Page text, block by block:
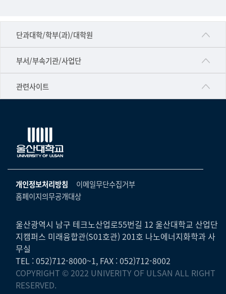
단과대학/학부(과)/대학원
■인문대학
▷국어국문학부
▷일본어·일본학과
▷프랑스어·프랑스학과
▷스페인·중남미학과
▷철학·상담학과
■사회과학대학
▷사회과학부
ㆍ경제학전공
ㆍ행정학전공
ㆍ국제관계학전공
부서/부속기관/사업단
공동기기센터
공학교육혁신센터
국제교류처
기초과학연구소
물리BK 미래혁신응집물질물리인재교육연구단
미래기술혁신융합형인재양성센터
반구대암각화유적보존연구소
보육교사교육원
산학연협력선도대학육성사업(LINC3.0)사업단
관련사이트
건강가정지원센터
교수협의회
노동조합
생명윤리위원회
온라인 기술거래 플랫폼
울산대신문
울산대학교병원
캠퍼스안전관리
UCLASS
개인정보처리방침
이메일무단수집거부
홈페이지의무공개대상
울산광역시 남구 테크노산업로55번길 12 울산대학교 산업단
지캠퍼스 미래융합관(S01호관) 201호 나노에너지화학과 사
무실
TEL : 052)712-8000~1, FAX : 052)712-8002
COPYRIGHT © 2022 UNIVERITY OF ULSAN ALL RIGHT
RESERVED.